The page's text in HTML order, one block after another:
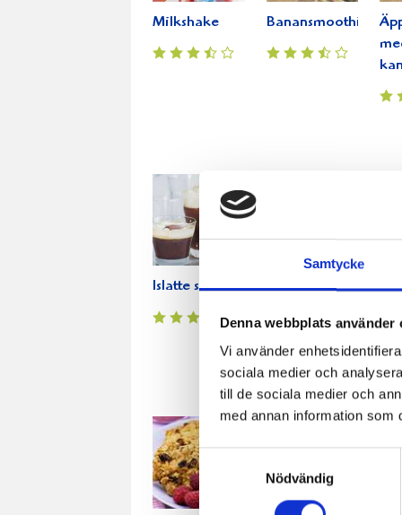
Samtycke
Denna webbplats använder
Vi använder
sociala medier och
till de sociala medier och
med annan information som
Samtyckesval
Nödvändig
Milkshake Banansmoothie
Islatte shake Bananlassi